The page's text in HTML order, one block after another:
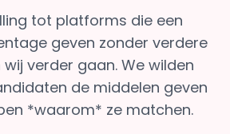
tot platforms die een
geven zonder verdere
verder gaan. We wilden
de middelen geven
*waarom* ze matchen.